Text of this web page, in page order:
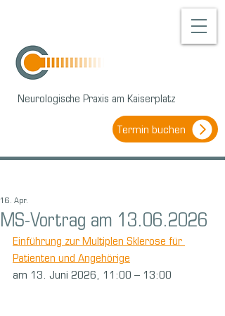
Neurologische Praxis am Kaiserplatz
Termin buchen
MS-Vortrag am 13.06.2026
16. Apr.
Einführung zur Multiplen Sklerose für
Patienten und Angehörige
am 13. Juni 2026, 11:00 – 13:00